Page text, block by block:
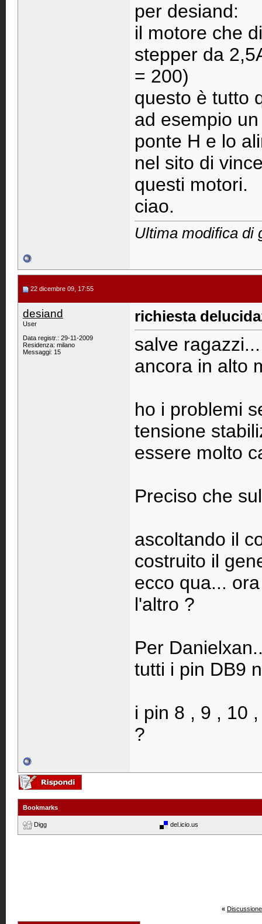
per desiand:
il motore che
stepper da
= 200)
questo è tutto
ad esempio
ponte H e lo
nel sito di
questi motori.
ciao.
Ultima modifica di
22 dicembre 09, 17:55
desiand
User
Data registr.: 29-11-2009
Residenza: milano
Messaggi: 15
richiesta
salve
ancora in alto
ho i problemi
tensione
essere molto
Preciso che
ascoltando il
costruito il
ecco qua...
l'altro ?
Per
tutti i pin DB9
i pin 8 , 9 , 10
?
Bookmarks
Digg del.icio.us
«